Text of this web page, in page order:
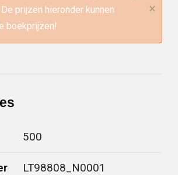
prijzen hieronder kunnen
boekprijzen!
×
500
LT98808_N0001